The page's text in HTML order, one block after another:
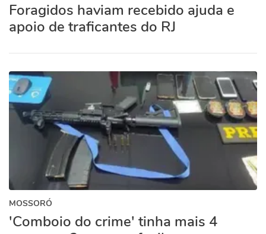
Foragidos haviam recebido ajuda e
apoio de traficantes do RJ
MOSSORÓ
'Comboio do crime' tinha mais 4